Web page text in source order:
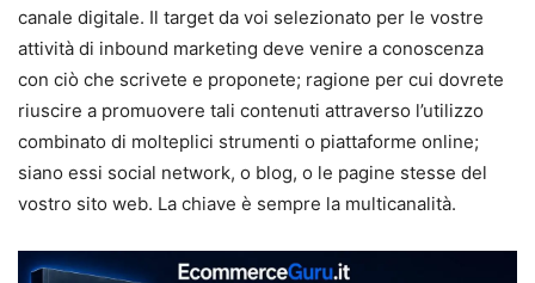
canale digitale. Il target da voi selezionato per le vostre
attività di inbound marketing deve venire a conoscenza
con ciò che scrivete e proponete; ragione per cui dovrete
riuscire a promuovere tali contenuti attraverso l’utilizzo
combinato di molteplici strumenti o piattaforme online;
siano essi social network, o blog, o le pagine stesse del
vostro sito web. La chiave è sempre la multicanalità.